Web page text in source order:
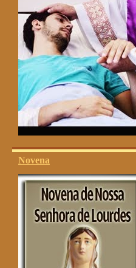
Novena